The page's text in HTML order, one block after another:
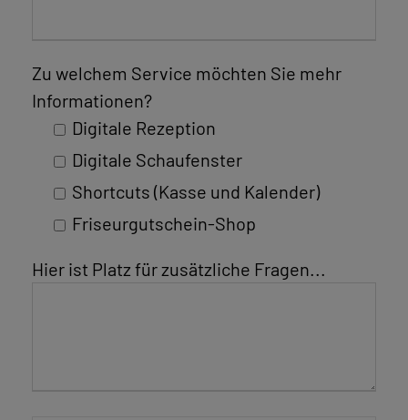
Zu welchem Service möchten Sie mehr
Informationen?
Digitale Rezeption
Digitale Schaufenster
Shortcuts (Kasse und Kalender)
Friseurgutschein-Shop
Hier ist Platz für zusätzliche Fragen...